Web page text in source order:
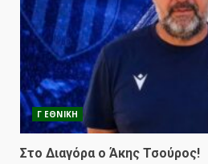
Γ ΕΘΝΙΚΗ
Στο Διαγόρα ο Άκης Τσούρος!